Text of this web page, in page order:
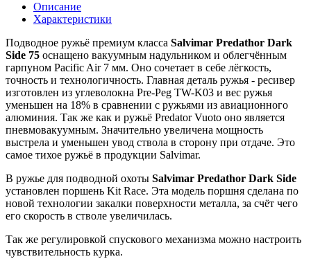
Описание
Характеристики
Подводное ружьё премиум класса Salvimar Predathor Dark
Side 75 оснащено вакуумным надульником и облегчённым
гарпуном Pacific Air 7 мм. Оно сочетает в себе лёгкость,
точность и технологичность. Главная деталь ружья - ресивер
изготовлен из углеволокна Pre-Peg TW-K03 и вес ружья
уменьшен на 18% в сравнении с ружьями из авиационного
алюминия. Так же как и ружьё Predator Vuoto оно является
пневмовакуумным. Значительно увеличена мощность
выстрела и уменьшен увод ствола в сторону при отдаче. Это
самое тихое ружьё в продукции Salvimar.
В ружье для подводной охоты Salvimar Predathor Dark Side
установлен поршень Kit Race. Эта модель поршня сделана по
новой технологии закалки поверхности металла, за счёт чего
его скорость в стволе увеличилась.
Так же регулировкой спускового механизма можно настроить
чувствительность курка.